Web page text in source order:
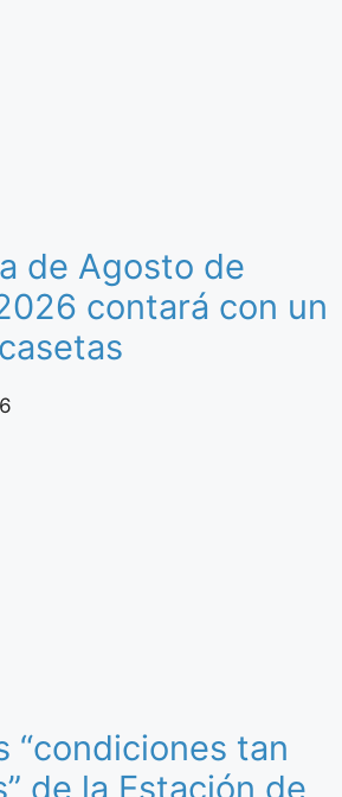
de Agosto de
contará con un
“condiciones tan
de la Estación de